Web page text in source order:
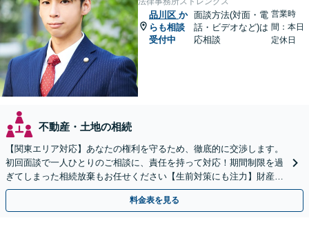
品川区 か
らも相談
受付中
面談方法(対面・電
話・ビデオなど)は
応相談
営業時
間：本日
定休日
不動産・土地の相続
【関東エリア対応】あなたの権利を守るため、徹底的に交渉します。
初回面談で一人ひとりのご相談に、責任を持って対応！期間制限を過
ぎてしまった相続放棄もお任せください【生前対策にも注力】財産管
理から遺言書の作成・執行まで、一括してサポート
料金表を見る